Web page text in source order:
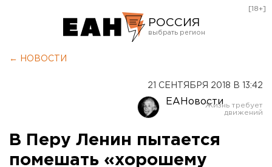
РОССИЯ
Оренбург
[18+]
← НОВОСТИ
21 СЕНТЯБРЯ 2018 В 13:42
ЕАНовости
В Перу Ленин пытается
помешать «хорошему